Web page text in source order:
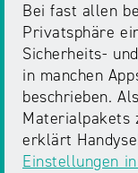
Bei fast allen
Privatsphäre
Sicherheits-
in manchen
beschrieben.
Materialpakets
erklärt
Einstellungen